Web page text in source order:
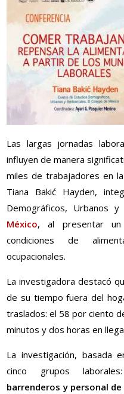
Las largas jornadas
influyen de manera
miles de trabajadores en
Tiana Bakić Hayden,
Demográficos, Urbanos y
México, al presentar un
condiciones de
ocupacionales.
La investigadora destacó
de su tiempo fuera del
traslados: el 58 por ciento
minutos y dos horas en
La investigación, basada
cinco grupos laborales:
barrenderos y personal